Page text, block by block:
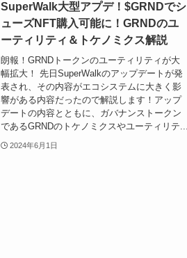
SuperWalk大型アプデ！$GRNDでシ
ューズNFT購入可能に！GRNDのユ
ーティリティ＆トケノミクス解説
朗報！GRNDトークンのユーティリティが大
幅拡大！ 先日SuperWalkのアップデートが発
表され、その内容がエコシステムに大きく影
響がある内容だったので解説します！アップ
デートの内容とともに、ガバナンストークン
であるGRNDのトケノミクスやユーティリテ...
2024年6月1日